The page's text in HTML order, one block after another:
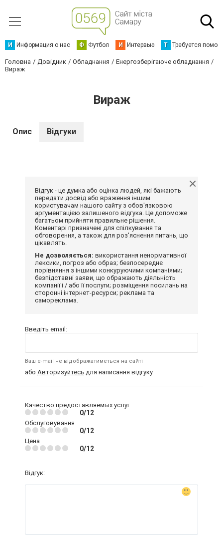
И Информация о нас Ф Футбол И Интервью Т Требуется
Головна Довідник Обладнання
Енергозберігаюче обладнання
Вираж
Вираж
Опис Відгуки
Відгук - це думка або оцінка людей, які бажають
передати досвід або враження іншим
користувачам нашого сайту з обов'язковою
аргументацією залишеного відгука. Це допоможе
багатьом прийняти правильне рішення.
Коментарі призначені для спілкування та
обговорення, а також для роз'яснення питань, що
цікавлять.
Не дозволяється: використання ненормативної
лексики, погроз або образ; безпосереднє
порівняння з іншими конкуруючими компаніями;
безпідставні заяви, що ображають діяльність
компанії і / або її послуги; розміщення посилань на
сторонні інтернет-ресурси; реклама та
самореклама.
Введіть email:
Ваш e-mail не відображатиметься на сайті
або Авторизуйтесь для написання відгуку
Качество предоставляемых услуг
0/12
Обслуговування
0/12
Цена
0/12
Відгук: